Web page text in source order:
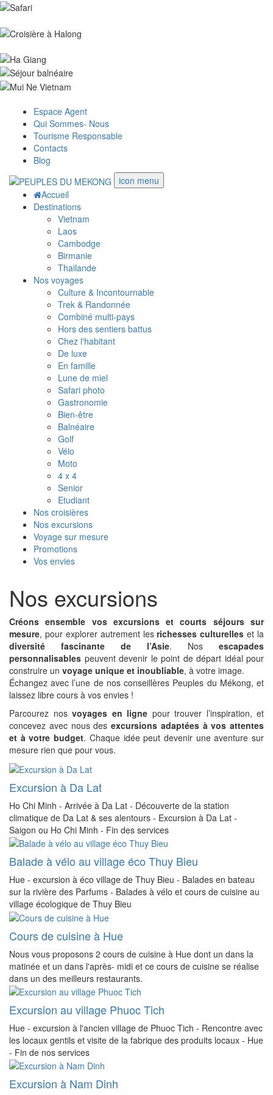
Espace Agent
Qui Sommes- Nous
Tourisme Responsable
Contacts
Blog
icon menu
Accueil
Destinations
Vietnam
Laos
Cambodge
Birmanie
Thailande
Nos voyages
Culture & Incontournable
Trek & Randonnée
Combiné multi-pays
Hors des sentiers battus
Chez l'habitant
De luxe
En famille
Lune de miel
Safari photo
Gastronomie
Bien-être
Balnéaire
Golf
Vélo
Moto
4 x 4
Senior
Etudiant
Nos croisières
Nos excursions
Voyage sur mesure
Promotions
Vos envies
Nos excursions
Créons ensemble vos excursions et courts séjours sur
mesure, pour explorer autrement lesrichesses culturelles et la
diversité fascinante de l’Asie. Nos escapades
personnalisables peuvent devenir le point de départ idéal pour
construire un voyage unique et inoubliable, à votre image.
Échangez avec l’une de nos conseillères Peuples du Mékong, et
laissez libre cours à vos envies !
Parcourez nos voyages en ligne pour trouver l’inspiration, et
concevez avec nous des excursions adaptées à vos attentes
et à votre budget. Chaque idée peut devenir une aventure sur
mesure rien que pour vous.
Excursion à Da Lat
Ho Chi Minh - Arrivée à Da Lat - Découverte de la station
climatique de Da Lat & ses alentours - Excursion à Da Lat -
Saigon ou Ho Chi Minh - Fin des services
Balade à vélo au village éco Thuy Bieu
Hue - excursion à éco village de Thuy Bieu - Balades en bateau
sur la rivière des Parfums - Balades à vélo et cours de cuisine au
village écologique de Thuy Bieu
Cours de cuisine à Hue
Nous vous proposons 2 cours de cuisine à Hue dont un dans la
matinée et un dans l'après- midi et ce cours de cuisine se réalise
dans un des meilleurs restaurants.
Excursion au village Phuoc Tich
Hue - excursion à l'ancien village de Phuoc Tich - Rencontre avec
les locaux gentils et visite de la fabrique des produits locaux - Hue
- Fin de nos services
Excursion à Nam Dinh